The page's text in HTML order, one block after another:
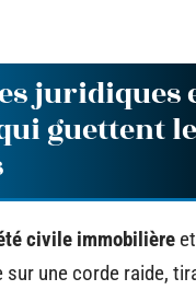
juridiques
guettent
civile immobilière et
sur une corde raide,